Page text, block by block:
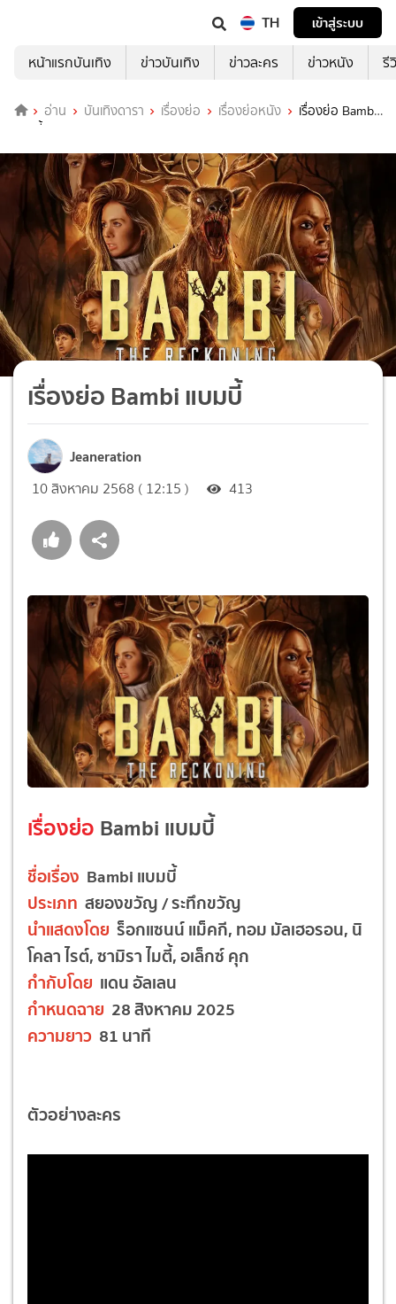
TH
เข้าสู่ระบบ
หน้าแรกบันเทิง
ข่าวบันเทิง ข่าวละคร ข่าวหนัง รี
อ่าน บันเทิงดารา เรื่องย่อ เรื่องย่อหนัง
เรื่องย่อ Bambi
แบมบี้
เรื่องย่อ Bambi แบมบี้
Jeaneration
10 สิงหาคม 2568 ( 12:15 ) 413
เรื่องย่อ Bambi แบมบี้
ชื่อเรื่อง Bambi แบมบี้
ประเภท สยองขวัญ / ระทึกขวัญ
นำแสดงโดย ร็อกแซนน์ แม็คกี, ทอม มัลเฮอรอน, นิ
โคลา ไรต์, ซามิรา ไมตี้, อเล็กซ์ คุก
กำกับโดย แดน อัลเลน
กำหนดฉาย 28 สิงหาคม 2025
ความยาว 81 นาที
ตัวอย่างละคร